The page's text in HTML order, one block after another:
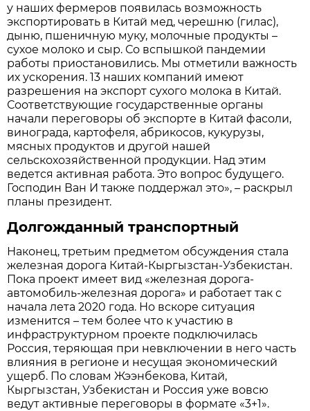
у наших фермеров появилась возможность
экспортировать в Китай мед, черешню (гилас),
дыню, пшеничную муку, молочные продукты –
сухое молоко и сыр. Со вспышкой пандемии
работы приостановились. Мы отметили важность
их ускорения. 13 наших компаний имеют
разрешения на экспорт сухого молока в Китай.
Соответствующие государственные органы
начали переговоры об экспорте в Китай фасоли,
винограда, картофеля, абрикосов, кукурузы,
мясных продуктов и другой нашей
сельскохозяйственной продукции. Над этим
ведется активная работа. Это вопрос будущего.
Господин Ван И также поддержал это», – раскрыл
планы президент.
Долгожданный транспортный
Наконец, третьим предметом обсуждения стала
железная дорога Китай-Кыргызстан-Узбекистан.
Пока проект имеет вид «железная дорога-
автомобиль-железная дорога» и работает так с
начала лета 2020 года. Но вскоре ситуация
изменится – тем более что к участию в
инфраструктурном проекте подключилась
Россия, теряющая при невключении в него часть
влияния в регионе и несущая экономический
ущерб. По словам Жээнбекова, Китай,
Кыргызстан, Узбекистан и Россия уже вовсю
ведут активные переговоры в формате «3+1».